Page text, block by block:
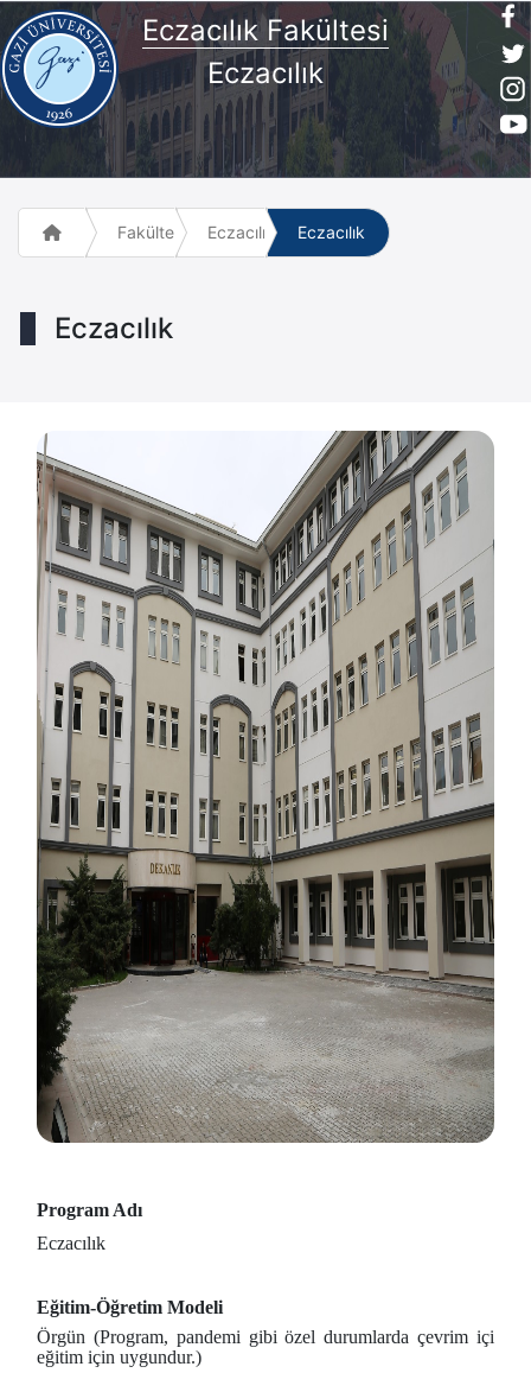
Eczacılık Fakültesi
Eczacılık
Fakülte ve Meslek Yüksek Okulları
Eczacılık Fakültesi
Eczacılık
Eczacılık
Program Adı
Eczacılık
Eğitim-Öğretim Modeli
Örgün (Program, pandemi gibi özel durumlarda çevrim içi
eğitim için uygundur.)